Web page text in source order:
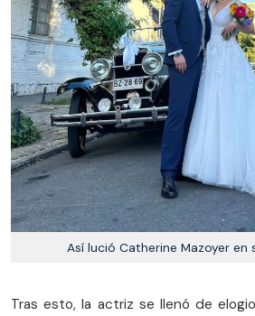
Así lució Catherine Mazoyer en
Tras esto, la actriz se llenó de